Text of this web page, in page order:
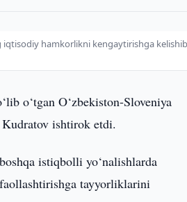
iqtisodiy hamkorlikni kengaytirishga kelishib
o‘tgan O‘zbekiston-Sloveniya
ishtirok etdi.
istiqbolli yo‘nalishlarda
tayyorliklarini